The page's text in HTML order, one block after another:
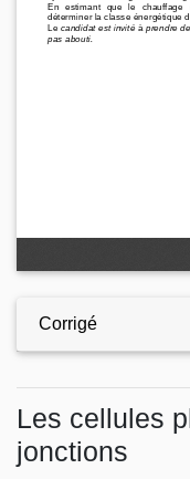
Corrigé
Les cellules
jonctions